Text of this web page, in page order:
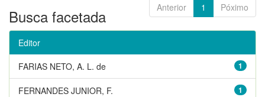
Anterior 1 Póximo
Busca facetada
Editor
1
FARIAS NETO, A. L. de
1
FERNANDES JUNIOR, F.